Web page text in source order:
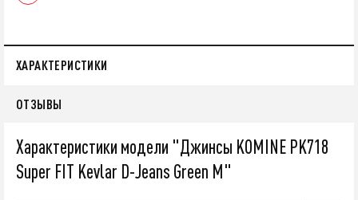
ХАРАКТЕРИСТИКИ
ОТЗЫВЫ
Характеристики модели "Джинсы KOMINE PK718
Super FIT Kevlar D-Jeans Green M"